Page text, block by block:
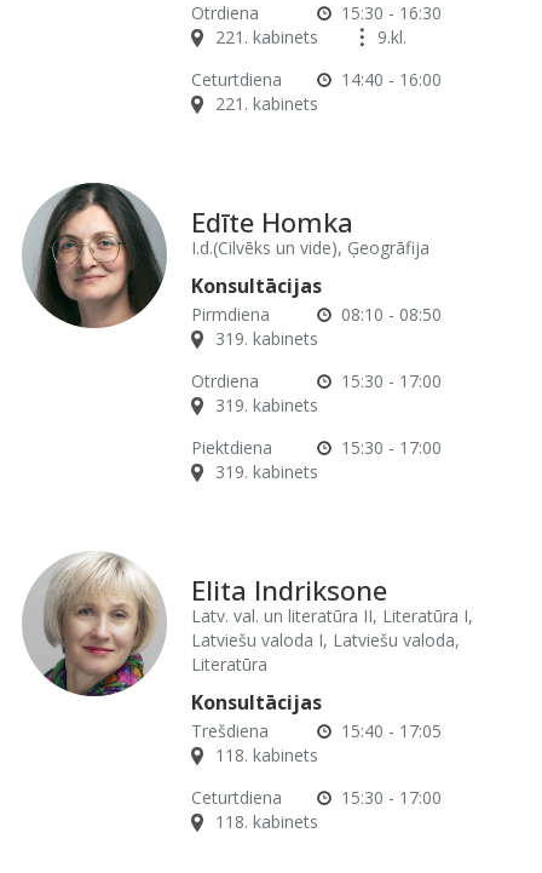
Otrdiena
15:30 - 16:30
221. kabinets
9.kl.
Ceturtdiena
14:40 - 16:00
221. kabinets
Edīte Homka
I.d.(Cilvēks un vide), Ģeogrāfija
Konsultācijas
Pirmdiena
08:10 - 08:50
319. kabinets
Otrdiena
15:30 - 17:00
319. kabinets
Piektdiena
15:30 - 17:00
319. kabinets
Elita Indriksone
Latv. val. un literatūra II, Literatūra I,
Latviešu valoda I, Latviešu valoda,
Literatūra
Konsultācijas
Trešdiena
15:40 - 17:05
118. kabinets
Ceturtdiena
15:30 - 17:00
118. kabinets